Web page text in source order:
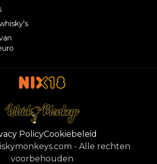
PolicyCookiebeleid
- Alle rechten
voorbehouden